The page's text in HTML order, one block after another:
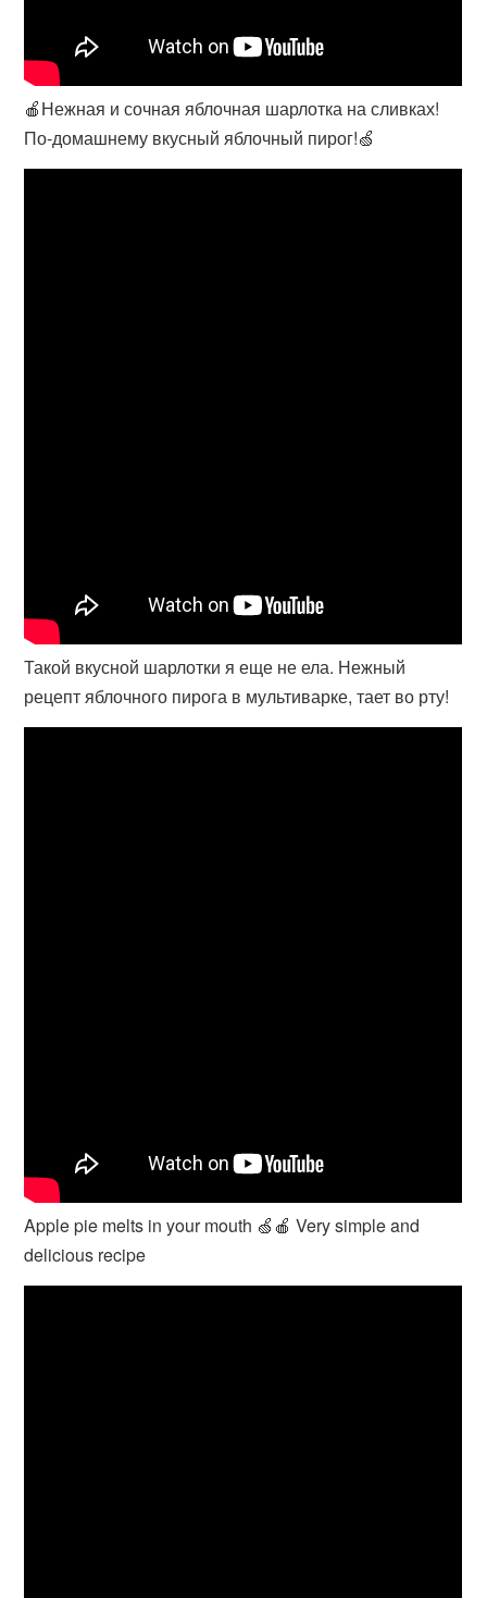
🍎Нежная и сочная яблочная шарлотка на сливках!
По-домашнему вкусный яблочный пирог!🍏
Такой вкусной шарлотки я еще не ела. Нежный
рецепт яблочного пирога в мультиварке, тает во рту!
Apple pie melts in your mouth 🍏🍎 Very simple and
delicious recipe